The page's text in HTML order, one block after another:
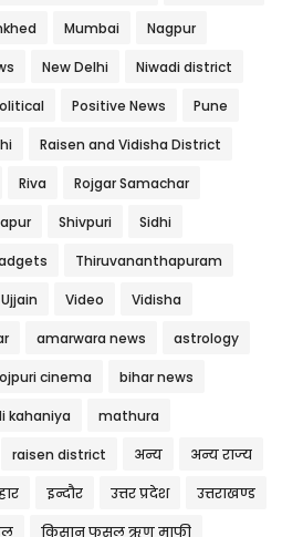
Mumbai Nagpur
New Delhi Niwadi district
Positive News Pune
Raisen and Vidisha District
Riva Rojgar Samachar
Shivpuri Sidhi
Thiruvananthapuram
Ujjain Video Vidisha
amarwara news astrology
cinema bihar news
kahaniya mathura
raisen district अन्य अन्य राज्य
इन्दौर उत्तर प्रदेश उत्तराखण्ड
किसान फसल ऋण माफी